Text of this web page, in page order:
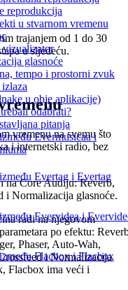
reprodukcija
u stvarnom vremenu
vizualizator
glasnoće
tempo i prostorni zvuk
u obje aplikacije)
odabrati?
pitanja
Evermusicaa i
Evertag i Evertag
Evervidea i
Flacbox i Flacbox
trajanjem od 1 do 30
u sljedeću.
vremenu na svemu što
i internetski radio, bez
na Core Audiju: Reverb,
i Normalizacija glasnoće.
radi na njegovom
po efektu:
Phaser, Auto-Wah,
i Normalizacija
Flacbox ima veći i